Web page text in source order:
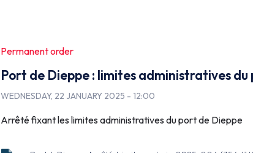
Permanent order
Port de Dieppe : limites administratives du
WEDNESDAY, 22 JANUARY 2025 - 12:00
Arrêté fixant les limites administratives du port de Dieppe